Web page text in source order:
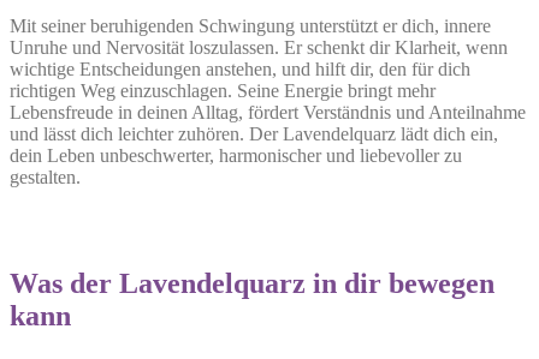
Mit seiner beruhigenden Schwingung unterstützt er dich, innere
Unruhe und Nervosität loszulassen. Er schenkt dir Klarheit, wenn
wichtige Entscheidungen anstehen, und hilft dir, den für dich
richtigen Weg einzuschlagen. Seine Energie bringt mehr
Lebensfreude in deinen Alltag, fördert Verständnis und Anteilnahme
und lässt dich leichter zuhören. Der Lavendelquarz lädt dich ein,
dein Leben unbeschwerter, harmonischer und liebevoller zu
gestalten.
Was der Lavendelquarz in dir bewegen
kann